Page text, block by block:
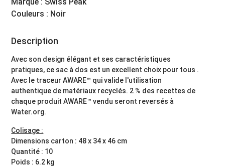
Couleurs : Noir
Description
Avec son design élégant et ses caractéristiques
pratiques, ce sac à dos est un excellent choix pour tous .
Avec le traceur AWARE™ qui valide l'utilisation
authentique de matériaux recyclés. 2 % des recettes de
chaque produit AWARE™ vendu seront reversés à
Water.org.
Colisage :
Dimensions carton : 48 x 34 x 46 cm
Quantité : 10
Poids : 6.2 kg